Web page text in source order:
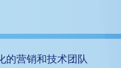
的营销和技术团队